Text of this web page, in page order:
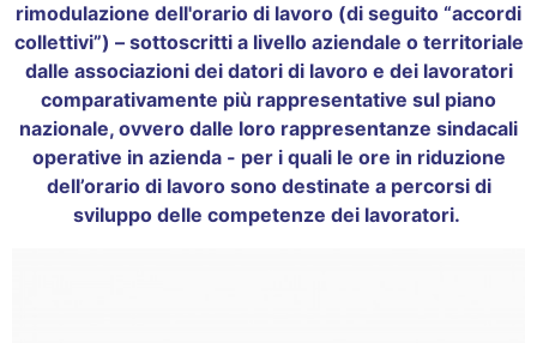
rimodulazione dell'orario di lavoro (di seguito “accordi
collettivi”) – sottoscritti a livello aziendale o territoriale
dalle associazioni dei datori di lavoro e dei lavoratori
comparativamente più rappresentative sul piano
nazionale, ovvero dalle loro rappresentanze sindacali
operative in azienda - per i quali le ore in riduzione
dell’orario di lavoro sono destinate a percorsi di
sviluppo delle competenze dei lavoratori.